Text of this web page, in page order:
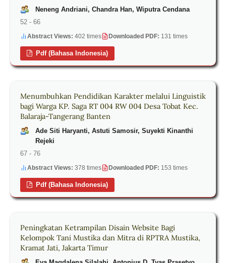
Neneng Andriani, Chandra Han, Wiputra Cendana
52 - 66
Abstract Views: 402 times Downloaded PDF: 131 times
Pdf (Bahasa Indonesia)
Menumbuhkan Pendidikan Karakter melalui Linguistik
bagi Warga KP. Saga RT 004 RW 004 Desa Tobat Kec.
Balaraja-Tangerang Banten
Ade Siti Haryanti, Astuti Samosir, Suyekti Kinanthi
Rejeki
67 - 76
Abstract Views: 378 times Downloaded PDF: 153 times
Pdf (Bahasa Indonesia)
Peningkatan Ketrampilan Disain Website Bagi
Kelompok Tani Mustika dan Mitra di RPTRA Mustika,
Kramat Jati, Jakarta Timur